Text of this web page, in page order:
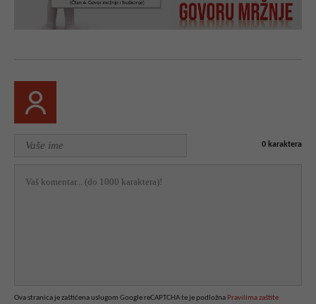
0 karaktera
Ova stranica je zaštićena uslugom Google reCAPTCHA te je podložna Pravilima zaštite